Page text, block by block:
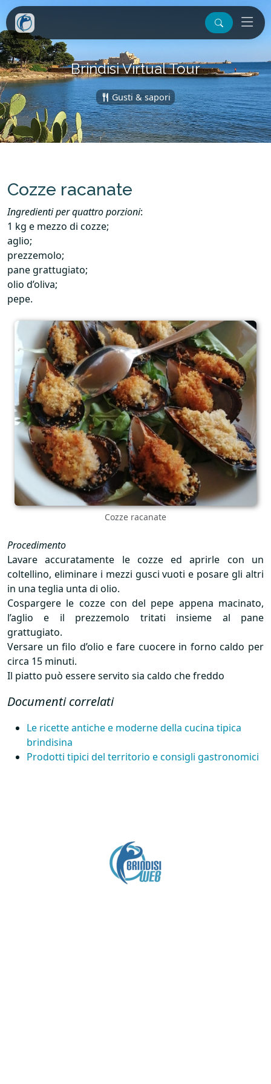
Brindisi Virtual Tour
Gusti & sapori
Cozze racanate
Ingredienti per quattro porzioni:
1 kg e mezzo di cozze;
aglio;
prezzemolo;
pane grattugiato;
olio d’oliva;
pepe.
Cozze racanate
Procedimento
Lavare accuratamente le cozze ed aprirle con un
coltellino, eliminare i mezzi gusci vuoti e posare gli altri
in una teglia unta di olio.
Cospargere le cozze con del pepe appena macinato,
l’aglio e il prezzemolo tritati insieme al pane
grattugiato.
Versare un filo d’olio e fare cuocere in forno caldo per
circa 15 minuti.
Il piatto può essere servito sia caldo che freddo
Documenti correlati
Le ricette antiche e moderne della cucina tipica
brindisina
Prodotti tipici del territorio e consigli gastronomici